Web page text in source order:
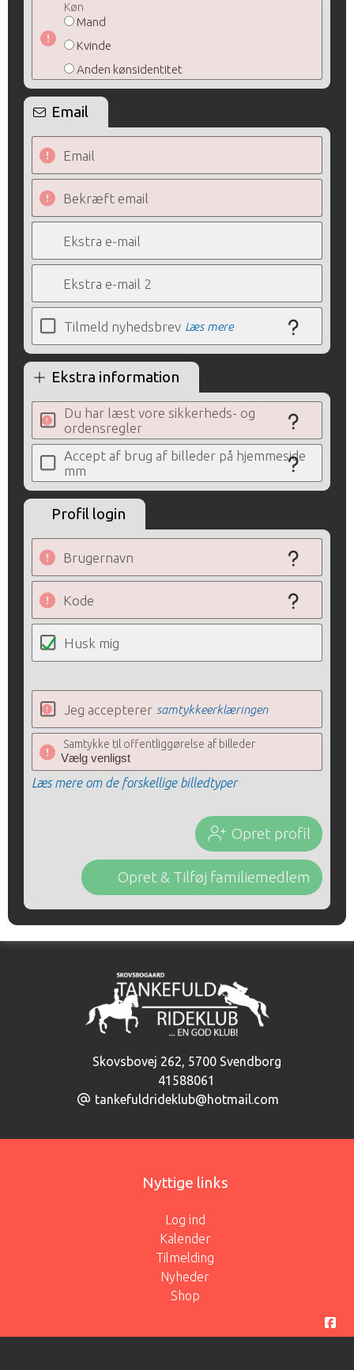
Køn
Mand
Kvinde
Anden kønsidentitet
Email
Email
Bekræft email
Ekstra e-mail
Ekstra e-mail 2
Tilmeld nyhedsbrev Læs mere
Ekstra information
Du har læst vore sikkerheds- og
ordensregler
Accept af brug af billeder på hjemmeside
mm
Profil login
Brugernavn
Kode
Husk mig
Jeg accepterer samtykkeerklæringen
Samtykke til offentliggørelse af billeder
Læs mere om de forskellige billedtyper
Opret profil
Opret & Tilføj familiemedlem
Skovsbovej 262, 5700 Svendborg
41588061
tankefuldrideklub@hotmail.com
Nyttige links
Log ind
Kalender
Tilmelding
Nyheder
Shop